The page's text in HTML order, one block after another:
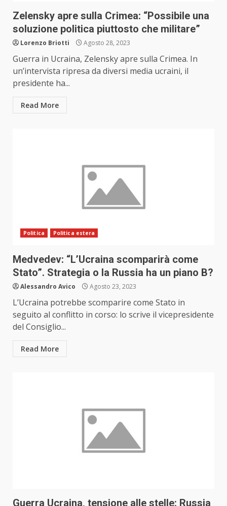
Zelensky apre sulla Crimea: “Possibile una
soluzione politica piuttosto che militare”
Lorenzo Briotti Agosto 28, 2023
Guerra in Ucraina, Zelensky apre sulla Crimea. In
un’intervista ripresa da diversi media ucraini, il
presidente ha...
Read More
Politica Politica estera
Medvedev: “L’Ucraina scomparirà come
Stato”. Strategia o la Russia ha un piano B?
Alessandro Avico Agosto 23, 2023
L’Ucraina potrebbe scomparire come Stato in
seguito al conflitto in corso: lo scrive il vicepresidente
del Consiglio...
Read More
Guerra Ucraina, tensione alle stelle: Russia